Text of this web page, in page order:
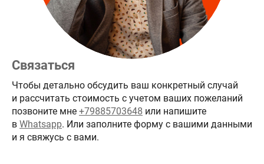
Связаться
Чтобы детально обсудить ваш конкретный случай
и рассчитать стоимость с учетом ваших пожеланий
позвоните мне +79885703648 или напишите
в Whatsapp. Или заполните форму с вашими данными
и я свяжусь с вами.